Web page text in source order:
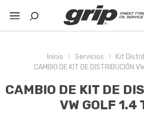
Inicio Servicios
Kit
CAMBIO DE KIT DE DISTRIBUCIÓN
CAMBIO DE KIT DE
VW GOLF 1.4